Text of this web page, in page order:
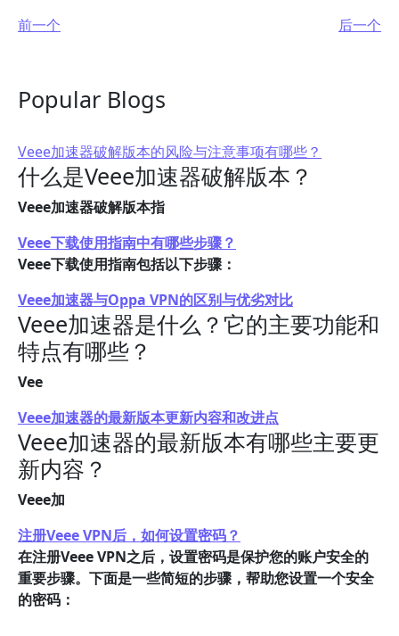
前一个
后一个
Popular Blogs
Veee加速器破解版本的风险与注意事项有哪些？
什么是Veee加速器破解版本？
Veee加速器破解版本指
Veee下载使用指南中有哪些步骤？
Veee下载使用指南包括以下步骤：
Veee加速器与Oppa VPN的区别与优劣对比
Veee加速器是什么？它的主要功能和
特点有哪些？
Vee
Veee加速器的最新版本更新内容和改进点
Veee加速器的最新版本有哪些主要更
新内容？
Veee加
注册Veee VPN后，如何设置密码？
在注册Veee VPN之后，设置密码是保护您的账户安全的
重要步骤。下面是一些简短的步骤，帮助您设置一个安全
的密码：